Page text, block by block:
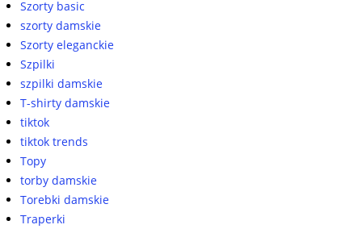
Szorty basic
szorty damskie
Szorty eleganckie
Szpilki
szpilki damskie
T-shirty damskie
tiktok
tiktok trends
Topy
torby damskie
Torebki damskie
Traperki